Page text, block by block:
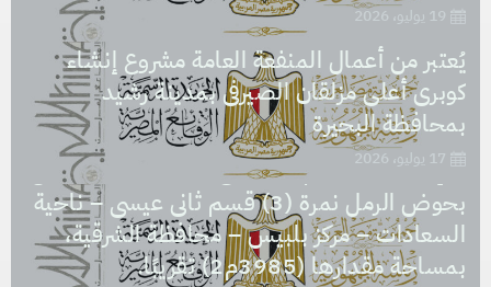
19 يوليو، 2026
يُعتبر من أعمال المنفعة العامة مشروع إنشاء
كوبرى أعلى مزلقان الصيرفى بمدينة رشيد
بمحافظة البحيرة
17 يوليو، 2026
يُعتبر من أعمال المنفعة العامة مشروع نزع ملكية
العقار الذى تشغله مدرسة السعادات الابتدائية
والإعدادية، بالرقم التعريفى (1312747) الكائن
بحوض الرمل نمرة (3) قسم ثانى عيسى – ناحية
السعادات – مركز بلبيس – محافظة الشرقية،
بمساحة مقدارها (3985م2) تقريبًا.